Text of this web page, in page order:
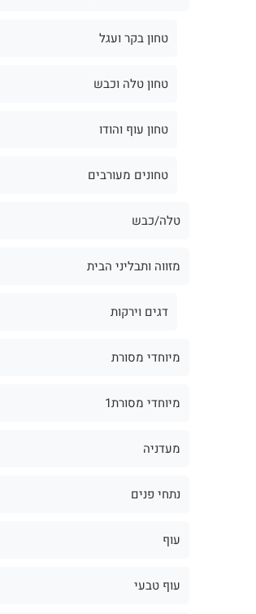
טחון בקר ועגל
טחון טלה וכבש
טחון עוף והודו
טחונים מעורבים
טלה/כבש
מזווה ותבליני הבית
דגים וירקות
מיוחדי מסורת
מיוחדי מסורת1
מעדניה
נתחי פנים
עוף
עוף טבעי